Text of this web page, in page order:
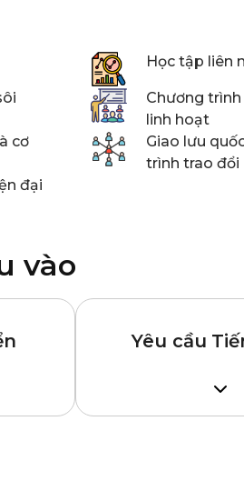
Học tập liên
Chương
linh hoạt
cơ
Giao lưu
trình trao đổi
đại
vào
Yêu cầu
– IELTS/IELTS